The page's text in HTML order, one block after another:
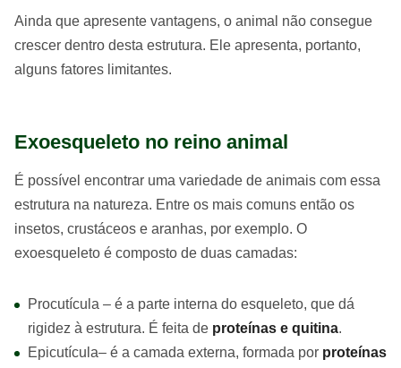
Ainda que apresente vantagens, o animal não consegue
crescer dentro desta estrutura. Ele apresenta, portanto,
alguns fatores limitantes.
Exoesqueleto no reino animal
É possível encontrar uma variedade de animais com essa
estrutura na natureza. Entre os mais comuns então os
insetos, crustáceos e aranhas, por exemplo. O
exoesqueleto é composto de duas camadas:
Procutícula – é a parte interna do esqueleto, que dá
rigidez à estrutura. É feita de proteínas e quitina.
Epicutícula– é a camada externa, formada por proteínas